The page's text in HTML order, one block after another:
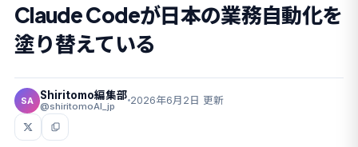
Claude Codeが日本の業務自動化を
塗り替えている
SA Shiritomo編集部
@shiritomoAI_jp 2026年6月2日 更新